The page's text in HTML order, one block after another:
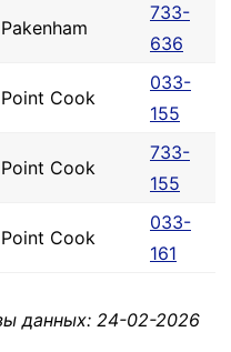
Pakenham
733-
636
Point Cook
033-
155
Point Cook
733-
155
Point Cook
033-
161
данных: 24-02-2026